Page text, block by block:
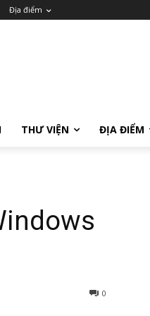
Địa điểm
THƯ VIỆN ĐỊA ĐIỂM
0